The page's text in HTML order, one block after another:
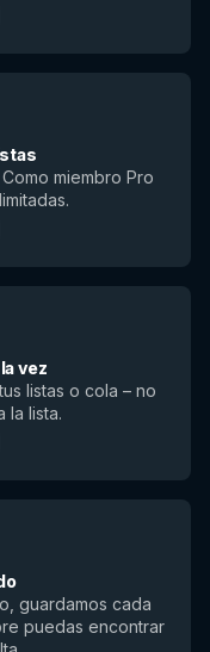
miembro Pro
vez
listas o cola – no
la lista.
guardamos cada
puedas encontrar